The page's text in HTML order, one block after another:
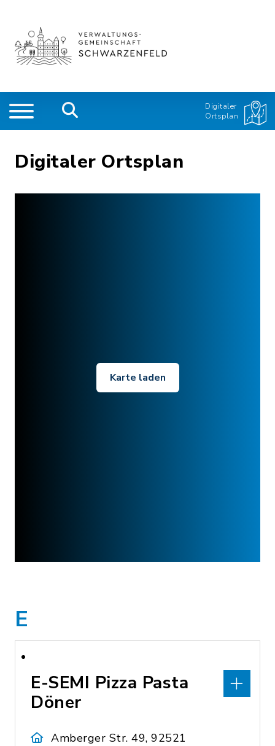
Digitaler
Ortsplan
Digitaler Ortsplan
Karte laden
E
E-SEMI Pizza Pasta
Döner
Amberger Str. 49, 92521